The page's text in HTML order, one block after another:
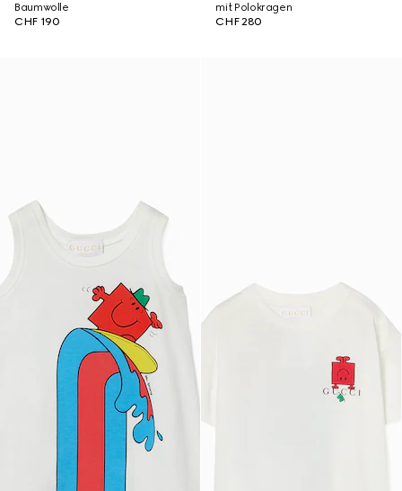
Baumwolle
CHF 190
mit Polokragen
CHF 280